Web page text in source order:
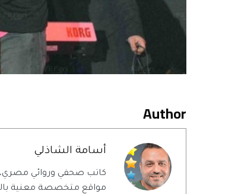
Author
أسامة الشاذلي
مواقع متخصصة معنية